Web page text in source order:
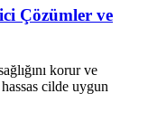
Çözümler ve
korur ve
cilde uygun